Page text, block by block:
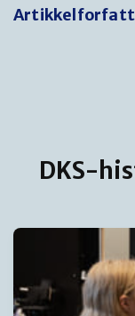
DKS-